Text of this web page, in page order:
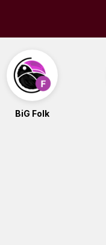
BiG Folk